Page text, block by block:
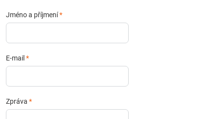
Jméno a příjmení*
E-mail *
Zpráva *